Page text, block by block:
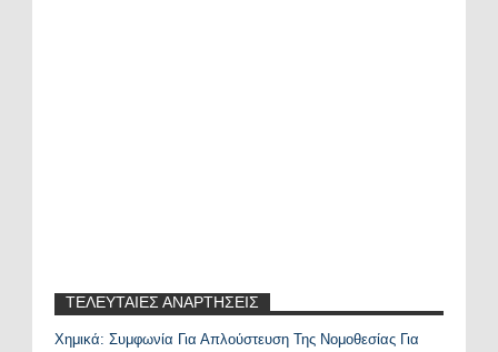
ΤΕΛΕΥΤΑΙΕΣ ΑΝΑΡΤΗΣΕΙΣ
Recent Posts Widget
Χημικά: Συμφωνία Για Απλούστευση Της Νομοθεσίας Για